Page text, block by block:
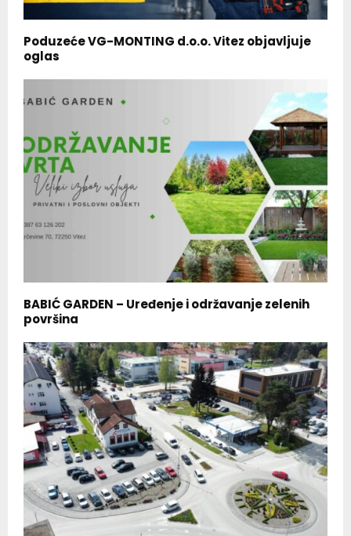
Poduzeće VG-MONTING d.o.o. Vitez objavljuje
oglas
BABIĆ GARDEN – Uređenje i održavanje zelenih
površina